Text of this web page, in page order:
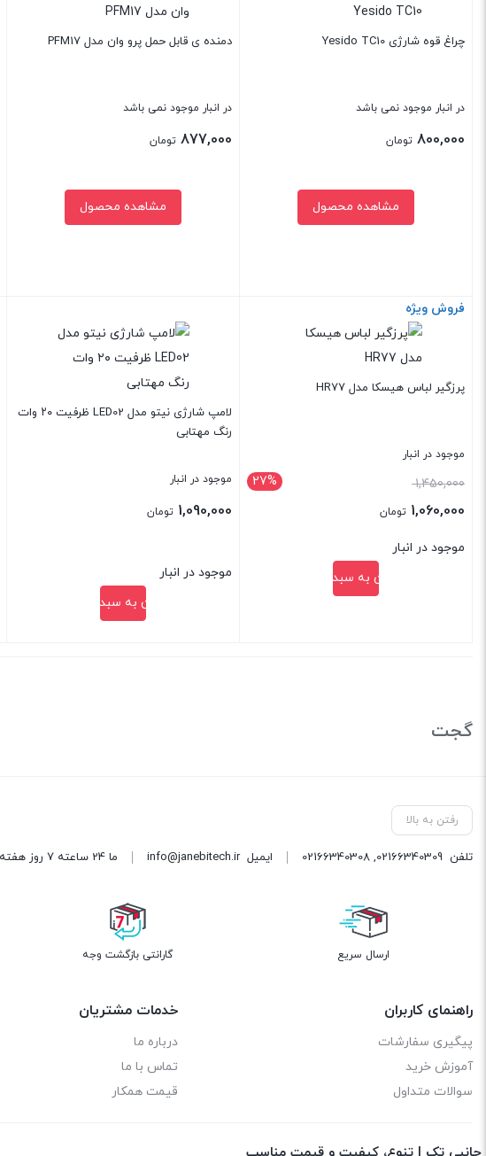
چراغ قوه شارژی Yesido TC10
در انبار موجود نمی باشد
800,000 تومان
مشاهده محصول
بستن
دمنده ی قابل حمل پرو وان مدل PFM17
در انبار موجود نمی باشد
877,000 تومان
مشاهده محصول
فروش ویژه
پرزگیر لباس هیسکا مدل HR77
موجود در انبار
27% 1,450,000قیمت
اصلی:
بود.
1,060,000 تومان
موجود در انبار
افزودن به سبد خرید
لامپ شارژی نیتو مدل LED02 ظرفیت ۲۰ وات
رنگ مهتابی
موجود در انبار
1,090,000 تومان
موجود در انبار
افزودن به سبد خرید
گجت
رفتن به بالا
تلفن 02166340309
,
02166340308 ایمیلinfo@janebitech.ir ما 24 ساعته 7 روز هفته پاسخگوی شما هستیم.
ارسال سریع گارانتی بازگشت وجه
راهنمای کاربران
پیگیری سفارشات
آموزش خرید
سوالات متداول
خدمات مشتریان
درباره ما
تماس با ما
قیمت همکار